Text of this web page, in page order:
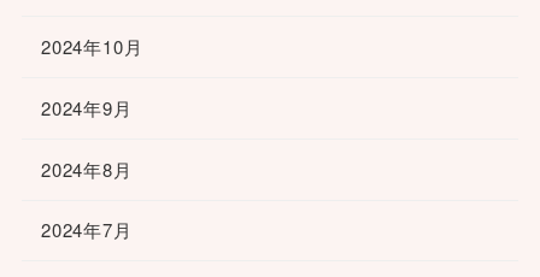
2024年10月
2024年9月
2024年8月
2024年7月